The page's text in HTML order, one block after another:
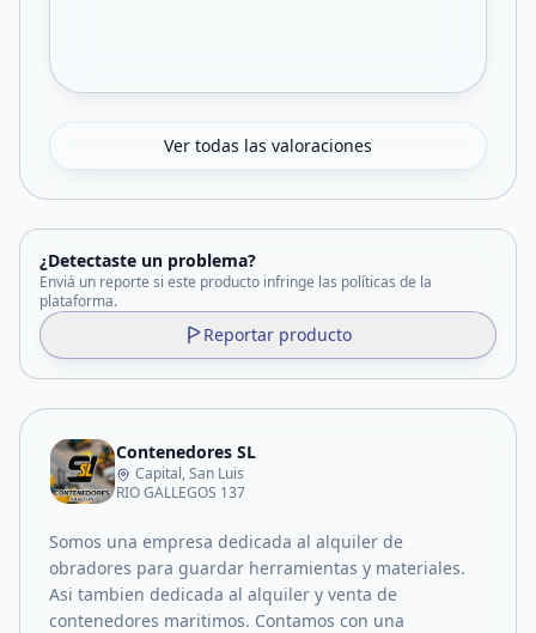
Ver todas las valoraciones
¿Detectaste un problema?
Enviá un reporte si este producto infringe las políticas de la
plataforma.
Reportar producto
Contenedores SL
Capital, San Luis
RIO GALLEGOS 137
Somos una empresa dedicada al alquiler de
obradores para guardar herramientas y materiales.
Asi tambien dedicada al alquiler y venta de
contenedores maritimos. Contamos con una